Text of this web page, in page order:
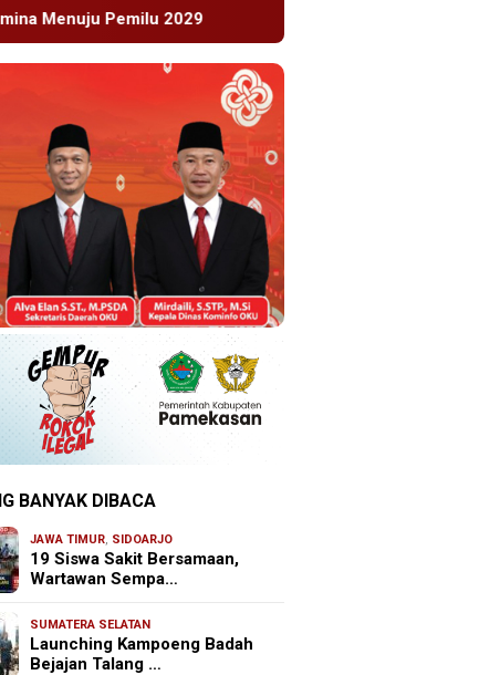
Perkenalkan Diri Lewat Safari Jumat, Kapolres Lumajang
BANYAK DIBACA
JAWA TIMUR, SIDOARJO
19 Siswa Sakit Bersamaan,
Wartawan Sempa…
SUMATERA SELATAN
Launching Kampoeng Badah
Bejajan Talang …